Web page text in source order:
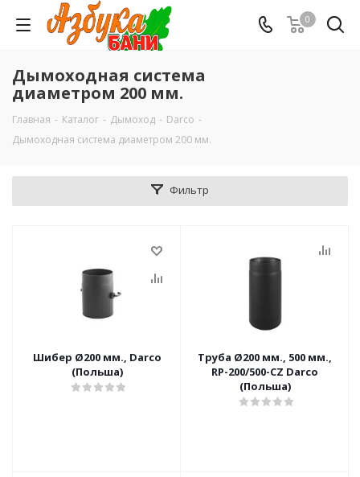
0
Дымоходная система
диаметром 200 мм.
Главная - Каталог - Дымоход - Darco -
Дымоходная система диаметром 200 мм.
Фильтр
Шибер Ø200 мм., Darco
(Польша)
Труба Ø200 мм., 500 мм.,
RP-200/500-CZ Darco
(Польша)